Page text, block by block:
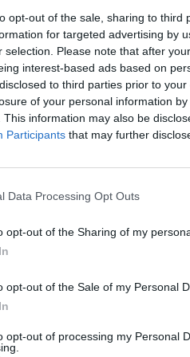
opt-out of the sale, sharing to
for targeted advertising by
selection. Please note that after
interest-based ads based on
to third parties prior to
of your personal information
This information may also be
Participants that may further
Data Processing Opt Outs
opt-out of the Sharing of my
opt-out of the Sale of my Personal
opt-out of processing my Personal
Μουσικής
21/6/2005
ΙΟΥΝ 26,2005
Sabbath, Velvet
ΙΟΥΝ 25,2005
Manson, Garbage,